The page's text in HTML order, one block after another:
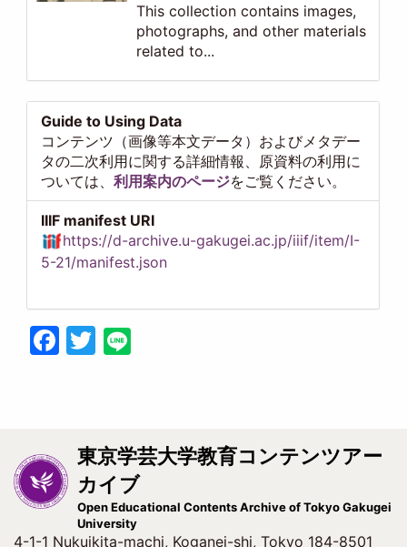
This collection contains images,
photographs, and other materials
related to...
Guide to Using Data
コンテンツ（画像等本文データ）およびメタデー
タの二次利用に関する詳細情報、原資料の利用に
ついては、利用案内のページをご覧ください。
IIIF manifest URI
https://d-archive.u-gakugei.ac.jp/iiif/item/I-
5-21/manifest.json
Facebook
Twitter
東京学芸大学教育コンテンツアー
カイブ
Open Educational Contents Archive of Tokyo Gakugei
University
4-1-1 Nukuikita-machi, Koganei-shi, Tokyo 184-8501